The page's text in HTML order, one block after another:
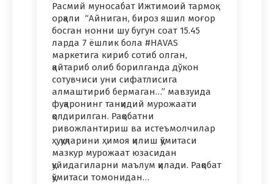
Расмий муносабат Ижтимоий тармоқ
орқали “Айниган, бироз яшил моғор
босган нонни шу бугун соат 15.45
ларда 7 ёшлик бола #HAVAS
маркетига кириб сотиб олган,
қайтариб олиб борилганда дўкон
сотувчиси уни сифатлисига
алмаштириб бермаган…” мавзуида
фуқаронинг танқидий мурожаати
қолдирилган. Рақобатни
ривожлантириш ва истеъмолчилар
ҳуқуқларини ҳимоя қилиш қўмитаси
мазкур мурожаат юзасидан
қуйидагиларни маълум қилади. Рақобат
қўмитаси томонидан…